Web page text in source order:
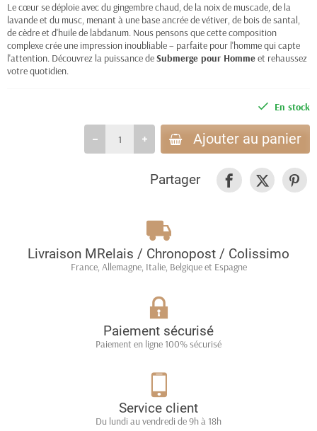
Le cœur se déploie avec du gingembre chaud, de la noix de muscade, de la
lavande et du musc, menant à une base ancrée de vétiver, de bois de santal,
de cèdre et d'huile de labdanum. Nous pensons que cette composition
complexe crée une impression inoubliable – parfaite pour l'homme qui capte
l'attention. Découvrez la puissance deSubmerge pour Hommeet rehaussez
votre quotidien.
En stock
Ajouter au panier
Partager
Livraison MRelais / Chronopost / Colissimo
France, Allemagne, Italie, Belgique et Espagne
Paiement sécurisé
Paiement en ligne 100% sécurisé
Service client
Du lundi au vendredi de 9h à 18h